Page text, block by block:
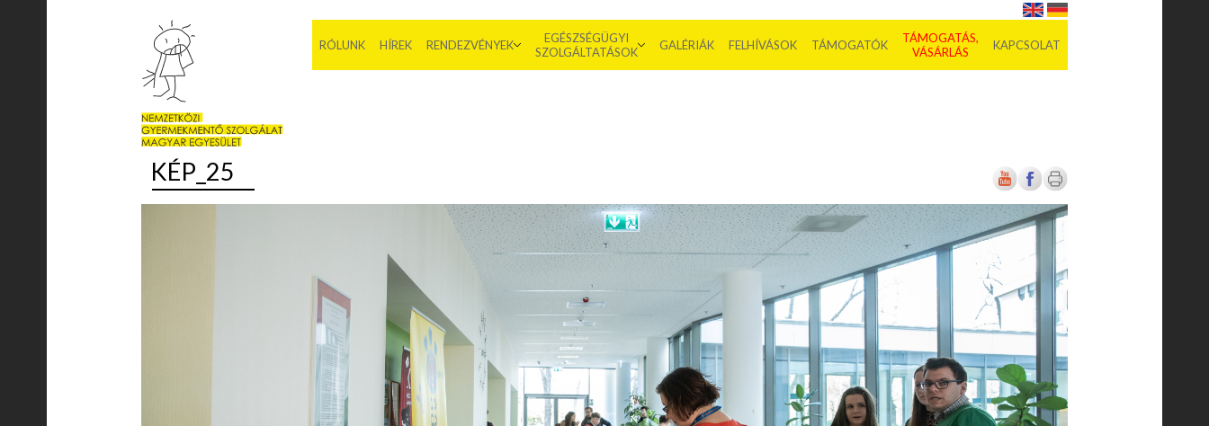
RÓLUNK HÍREK RENDEZVÉNYEK
EGÉSZSÉGÜGYI
SZOLGÁLTATÁSOK
GALÉRIÁK FELHÍVÁSOK TÁMOGATÓK
TÁMOGATÁS,
VÁSÁRLÁS
KAPCSOLAT
KÉP_25